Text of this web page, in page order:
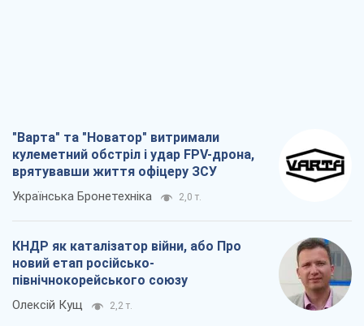
"Варта" та "Новатор" витримали
кулеметний обстріл і удар FPV-дрона,
врятувавши життя офіцеру ЗСУ
Українська Бронетехніка 2,0 т.
КНДР як каталізатор війни, або Про
новий етап російсько-
північнокорейського союзу
Олексій Кущ 2,2 т.